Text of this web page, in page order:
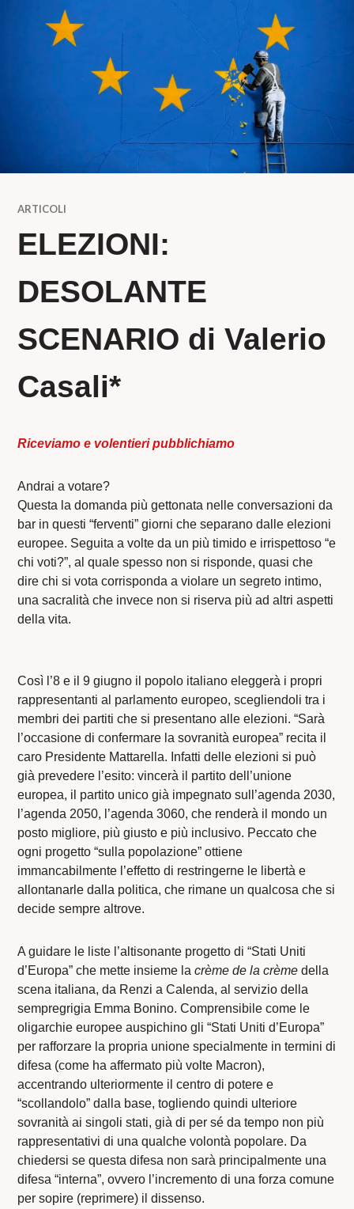
ARTICOLI
ELEZIONI:
DESOLANTE
SCENARIO di Valerio
Casali*
Riceviamo e volentieri pubblichiamo
Andrai a votare?
Questa la domanda più gettonata nelle conversazioni da
bar in questi “ferventi” giorni che separano dalle elezioni
europee. Seguita a volte da un più timido e irrispettoso “e
chi voti?”, al quale spesso non si risponde, quasi che
dire chi si vota corrisponda a violare un segreto intimo,
una sacralità che invece non si riserva più ad altri aspetti
della vita.
Così l’8 e il 9 giugno il popolo italiano eleggerà i propri
rappresentanti al parlamento europeo, scegliendoli tra i
membri dei partiti che si presentano alle elezioni. “Sarà
l’occasione di confermare la sovranità europea” recita il
caro Presidente Mattarella. Infatti delle elezioni si può
già prevedere l’esito: vincerà il partito dell’unione
europea, il partito unico già impegnato sull’agenda 2030,
l’agenda 2050, l’agenda 3060, che renderà il mondo un
posto migliore, più giusto e più inclusivo. Peccato che
ogni progetto “sulla popolazione” ottiene
immancabilmente l’effetto di restringerne le libertà e
allontanarle dalla politica, che rimane un qualcosa che si
decide sempre altrove.
A guidare le liste l’altisonante progetto di “Stati Uniti
d’Europa” che mette insieme lacrème de la crème della
scena italiana, da Renzi a Calenda, al servizio della
sempregrigia Emma Bonino. Comprensibile come le
oligarchie europee auspichino gli “Stati Uniti d’Europa”
per rafforzare la propria unione specialmente in termini di
difesa (come ha affermato più volte Macron),
accentrando ulteriormente il centro di potere e
“scollandolo” dalla base, togliendo quindi ulteriore
sovranità ai singoli stati, già di per sé da tempo non più
rappresentativi di una qualche volontà popolare. Da
chiedersi se questa difesa non sarà principalmente una
difesa “interna”, ovvero l’incremento di una forza comune
per sopire (reprimere) il dissenso.